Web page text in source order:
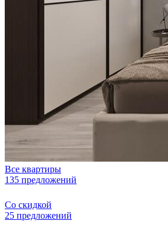
Все квартиры
135 предложений
Со скидкой
25 предложений